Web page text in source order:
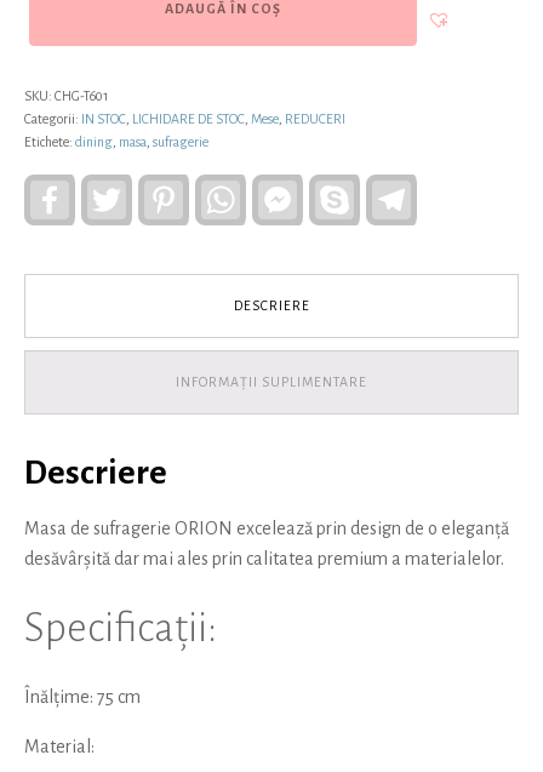
ADAUGĂ ÎN COȘ
SKU: CHG-T601
Categorii: IN STOC LICHIDARE DE STOC Mese REDUCERI
Etichete: dining masa sufragerie
FacebookTwitter PinterestWhatsAppFacebook
Messenger
Skype
DESCRIERE
INFORMAȚII SUPLIMENTARE
Descriere
Masa de sufragerie ORION excelează prin design de o eleganță
desăvârșită dar mai ales prin calitatea premium a materialelor.
Specificații:
Înălțime: 75 cm
Material: